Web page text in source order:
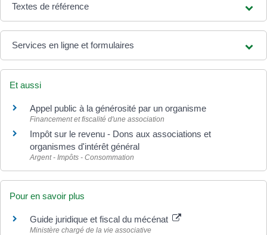
Textes de référence
Services en ligne et formulaires
Et aussi
Appel public à la générosité par un organisme
Financement et fiscalité d'une association
Impôt sur le revenu - Dons aux associations et
organismes d'intérêt général
Argent - Impôts - Consommation
Pour en savoir plus
Guide juridique et fiscal du mécénat
Ministère chargé de la vie associative